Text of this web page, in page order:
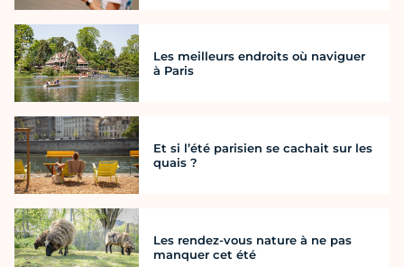
Les meilleurs endroits où naviguer
à Paris
Et si l’été parisien se cachait sur les
quais ?
Les rendez-vous nature à ne pas
manquer cet été